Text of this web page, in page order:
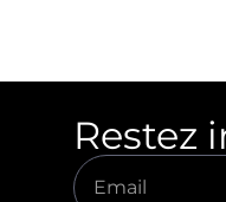
Restez